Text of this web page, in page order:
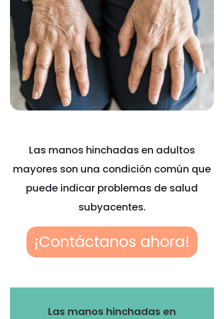
Las manos hinchadas en adultos
mayores son una condición común que
puede indicar problemas de salud
subyacentes.
¡Contáctanos ahora!
Las manos hinchadas en